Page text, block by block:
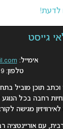
לדעת!
גייסט
אימייל:
טלפון: 050-9441919
וכתב תוכן מוביל
רחבה בכל הנוגע
מגישה
עם אוריינטציה